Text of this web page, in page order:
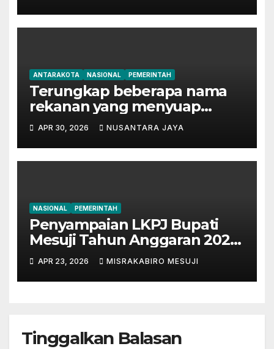
‘Kondisikan’ Bansos
ANTARAKOTA NASIONAL PEMERINTAH
Terungkap beberapa nama
rekanan yang menyuap
mantan Bupati Lampung
Tengah
APR 30, 2026 NUSANTARA JAYA
NASIONAL PEMERINTAH
Penyampaian LKPJ Bupati
Mesuji Tahun Anggaran 2025
Digelar dalam Rapat
Paripurna DPRD
APR 23, 2026 MISRAKABIRO MESUJI
Tinggalkan Balasan